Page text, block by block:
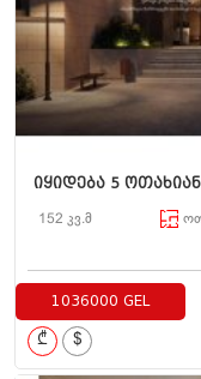
იყიდება 5
152 კვ.მ
1036000 GEL
₾ $